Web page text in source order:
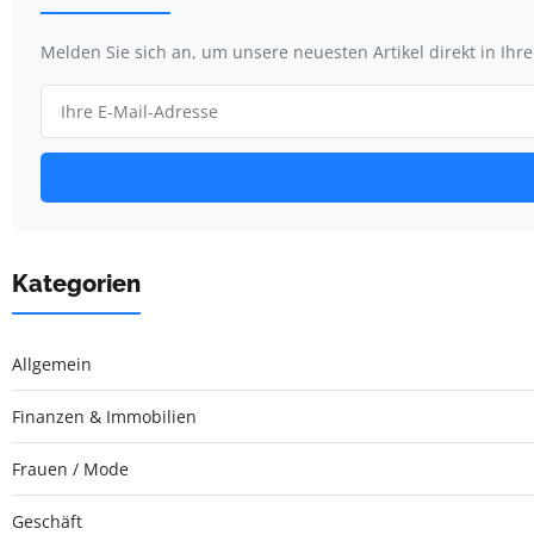
Melden Sie sich an, um unsere neuesten Artikel direkt in
Kategorien
Allgemein
Finanzen & Immobilien
Frauen / Mode
Geschäft